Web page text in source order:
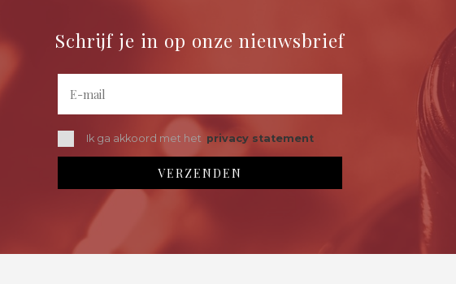
Schrijf je in op onze nieuwsbrief
Ik ga akkoord met het privacy statement